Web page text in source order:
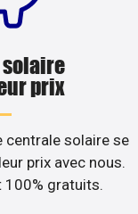
prix
centrale solaire se
prix avec nous.
100% gratuits.